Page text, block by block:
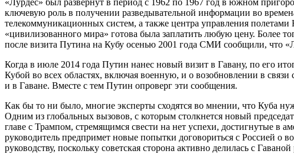
«Лурдес» был развернут в период с 1962 по 1967 год в южном
ключевую роль в получении разведывательной информации во
телекоммуникационных систем, а также центра управления
«цивилизованного мира» готова была заплатить любую цену. Более
после визита Путина на Кубу осенью 2001 года СМИ сообщили, что
Когда в июле 2014 года Путин нанес новый визит в Гавану, по его
Кубой во всех областях, включая военную, и о возобновлении в
и в Гаване. Вместе с тем Путин опроверг эти сообщения.
Как бы то ни было, многие эксперты сходятся во мнении, что Куба
Одним из глобальных вызовов, с которым столкнется новый
главе с Трампом, стремящимся свести на нет успехи, достигнутые
руководитель предпримет новые попытки договориться с Россией о
руководству, поскольку советская сторона активно делилась с